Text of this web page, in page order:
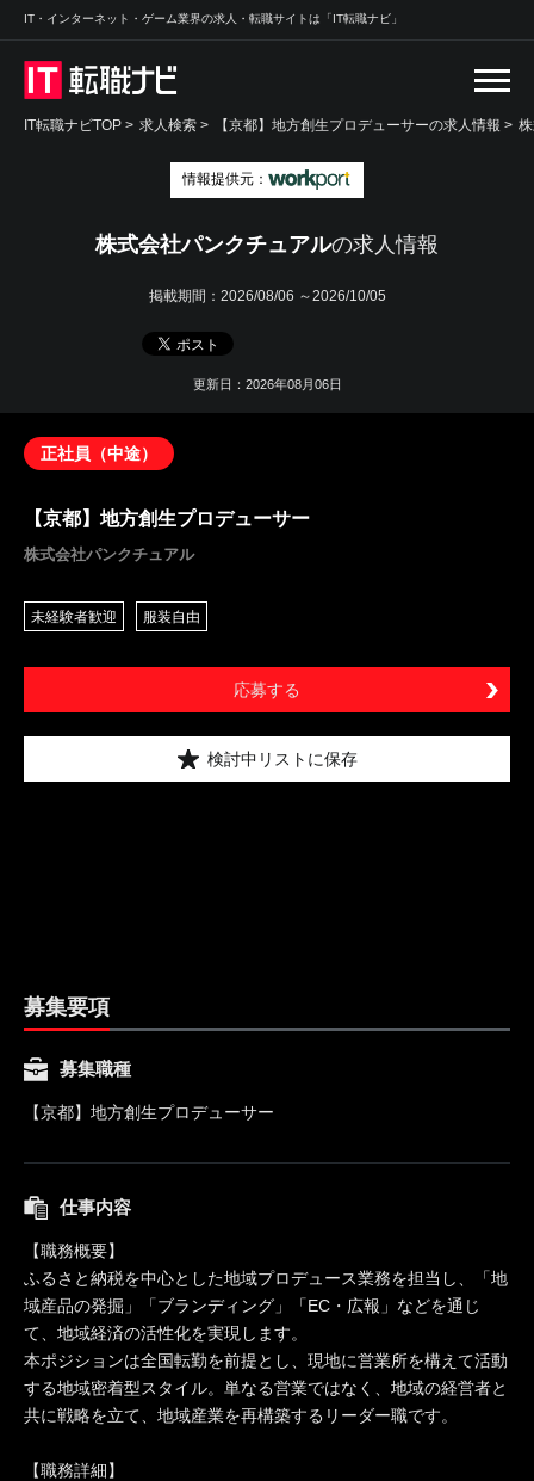
IT・インターネット・ゲーム業界の求人・転職サイトは「IT転職ナビ」
IT転職ナビTOP > 求人検索 > 【京都】地方創生プロデューサーの求人情報 >
情報提供元：
株式会社パンクチュアルの求人情報
掲載期間： 2026/08/06 ～2026/10/05
更新日：2026年08月06日
正社員（中途）
【京都】地方創生プロデューサー
株式会社パンクチュアル
未経験者歓迎 服装自由
応募する
検討中リストに保存
募集要項
募集職種
【京都】地方創生プロデューサー
仕事内容
【職務概要】
ふるさと納税を中心とした地域プロデュース業務を担当し、「地
域産品の発掘」「ブランディング」「EC・広報」などを通じ
て、地域経済の活性化を実現します。
本ポジションは全国転勤を前提とし、現地に営業所を構えて活動
する地域密着型スタイル。単なる営業ではなく、地域の経営者と
共に戦略を立て、地域産業を再構築するリーダー職です。
【職務詳細】